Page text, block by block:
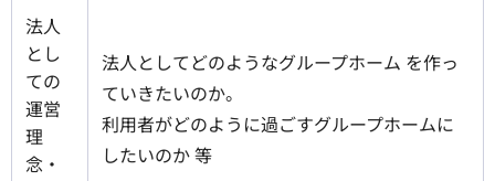
法人
とし
ての
運営
理
念・
法人としてどのようなグループホーム を作っ
ていきたいのか。
利用者がどのように過ごすグループホームに
したいのか 等